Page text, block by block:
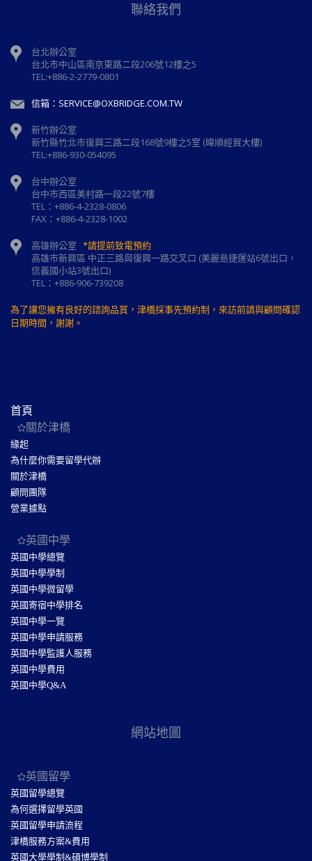
聯絡我們
台北辦公室
台北市中山區南京東路二段206號12樓之5
TEL:+886-2-2779-0801
信箱：SERVICE@OXBRIDGE.COM.TW
新竹辦公室
新⽵縣⽵北市復興三路⼆段168號9樓之5室 (暐順經貿大樓)
TEL:+886-930-054095
台中辦公室
台中市西區美村路一段22號7樓
TEL：+886-4-2328-0806
FAX：+886-4-2328-1002
高雄辦公室 *請提前致電預約
高雄市新興區 中正三路與復興一路交叉口 (美麗島捷運站6號出口，
信義國小站3號出口)
TEL：+886-906-739208
為了讓您擁有良好的諮詢品質，津橋採事先預約制，來訪前請與顧問確認
日期時間，謝謝。
首頁
關於津橋
緣起
為什麼你需要留學代辦
關於津橋
顧問團隊
營業據點
英國中學
英國中學總覽
英國中學學制
英國中學微留學
英國寄宿中學排名
英國中學一覽
英國中學申請服務
英國中學監護人服務
英國中學費用
英國中學Q&A
網站地圖
英國留學
英國留學總覽
為何選擇留學英國
英國留學申請流程
津橋服務方案&費用
英國大學學制&碩博學制